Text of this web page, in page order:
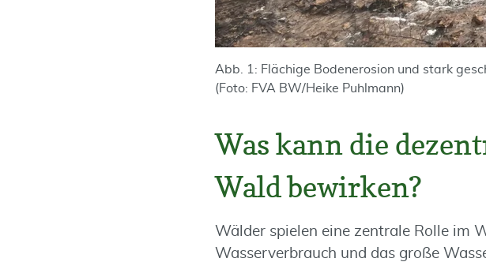
Abb. 1: Flächige Bodenerosion und stark
(Foto: FVA BW/Heike Puhlmann)
Was kann die
Wald bewirken?
Wälder spielen eine zentrale Rolle im
Wasserverbrauch und das große